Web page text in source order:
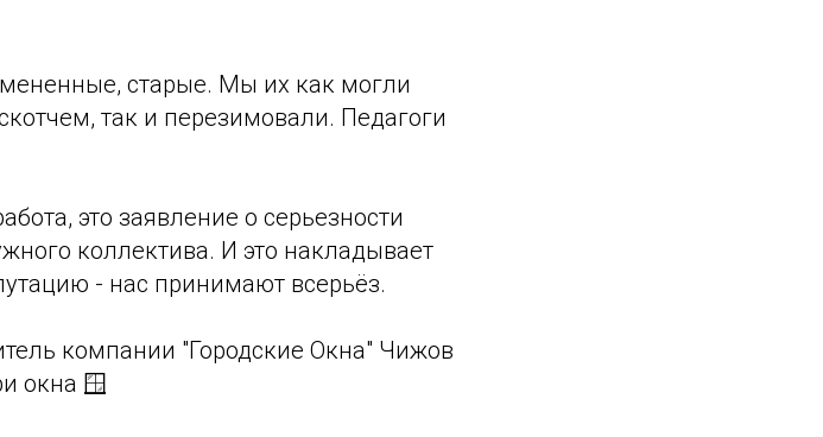
старые. Мы их как могли
так и перезимовали. Педагоги
это заявление о серьезности
коллектива. И это накладывает
- нас принимают всерьёз.
компании "Городские Окна" Чижов
окна 🪟